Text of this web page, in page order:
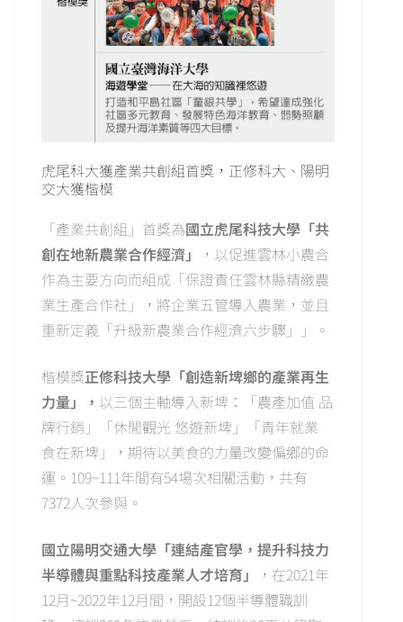
虎尾科大獲產業共創組首獎，正修科大、陽明
交大獲楷模
「產業共創組」首獎為國立虎尾科技大學「共
創在地新農業合作經濟」
，以促進雲林小農合
作為主要方向而組成「保證責任雲林縣精緻農
業生產合作社」，將企業五管導入農業，並且
重新定義「升級新農業合作經濟六步驟」」。
楷模獎正修科技大學「創造新埤鄉的產業再生
力量」， 以三個主軸導入新埤：「農產加值 品
牌行銷」「休閒觀光 悠遊新埤」「青年就業
食在新埤」，期待以美食的力量改變偏鄉的命
運。109~111年間有54場次相關活動，共有
7372人次參與。
國立陽明交通大學「連結產官學，提升科技力
半導體與重點科技產業人才培育」
，在2021年
12月~2022年12月間，開設12個半導體職訓